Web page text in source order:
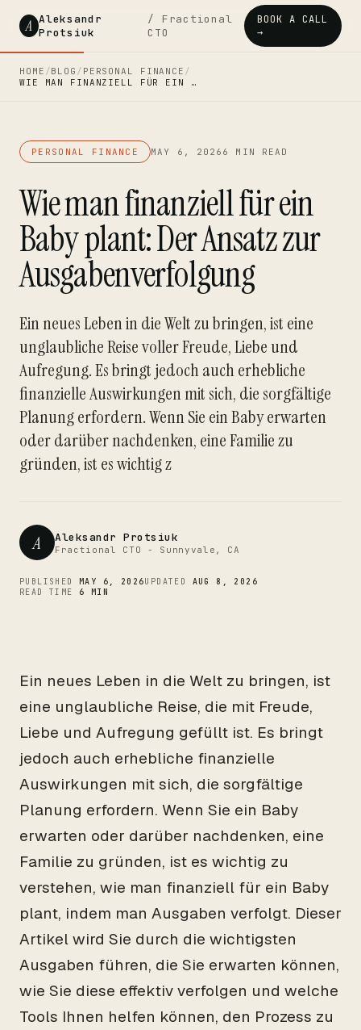
A Aleksandr
Protsiuk
/ Fractional
CTO
BOOK A CALL
→
HOME /BLOG / PERSONAL FINANCE /
WIE MAN FINANZIELL FÜR EIN …
PERSONAL FINANCE MAY 6, 2026 6 MIN READ
Wie man finanziell für ein
Baby plant: Der Ansatz zur
Ausgabenverfolgung
Ein neues Leben in die Welt zu bringen, ist eine
unglaubliche Reise voller Freude, Liebe und
Aufregung. Es bringt jedoch auch erhebliche
finanzielle Auswirkungen mit sich, die sorgfältige
Planung erfordern. Wenn Sie ein Baby erwarten
oder darüber nachdenken, eine Familie zu
gründen, ist es wichtig z
A Aleksandr Protsiuk
Fractional CTO - Sunnyvale, CA
PUBLISHED MAY 6, 2026UPDATED AUG 8, 2026
READ TIME 6 MIN
Ein neues Leben in die Welt zu bringen, ist
eine unglaubliche Reise, die mit Freude,
Liebe und Aufregung gefüllt ist. Es bringt
jedoch auch erhebliche finanzielle
Auswirkungen mit sich, die sorgfältige
Planung erfordern. Wenn Sie ein Baby
erwarten oder darüber nachdenken, eine
Familie zu gründen, ist es wichtig zu
verstehen, wie man finanziell für ein Baby
plant, indem man Ausgaben verfolgt. Dieser
Artikel wird Sie durch die wichtigsten
Ausgaben führen, die Sie erwarten können,
wie Sie diese effektiv verfolgen und welche
Tools Ihnen helfen können, den Prozess zu